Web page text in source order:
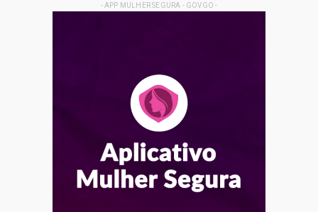
- APP MULHER SEGURA - GOVGO -